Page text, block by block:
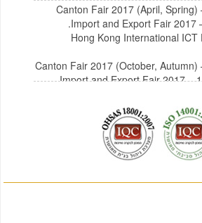
Canton Fair 2017 (April,
Import and Export Fair 2017
Hong Kong International
Canton Fair 2017 (October,
Import and Export Fair 2017 –
מסיןלחץ כאן